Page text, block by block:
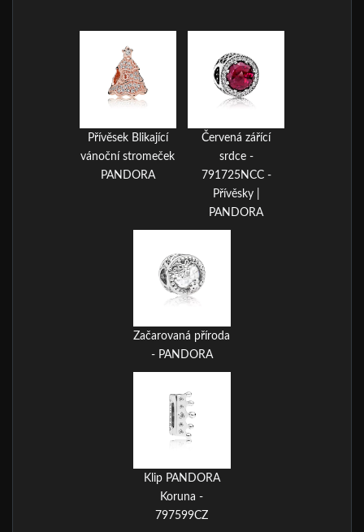
Přívěsek Blikající
vánoční stromeček
PANDORA
Červená zářící
srdce -
791725NCC -
Přívěsky |
PANDORA
Začarovaná příroda
- PANDORA
Klip PANDORA
Koruna -
797599CZ